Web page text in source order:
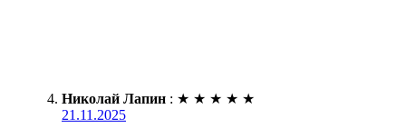
Николай Лапин : ★ ★ ★ ★ ★
21.11.2025